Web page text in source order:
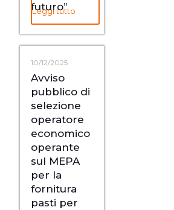
futuro”
Leggi tutto
10/12/2025
Avviso
pubblico di
selezione
operatore
economico
operante
sul MEPA
per la
fornitura
pasti per